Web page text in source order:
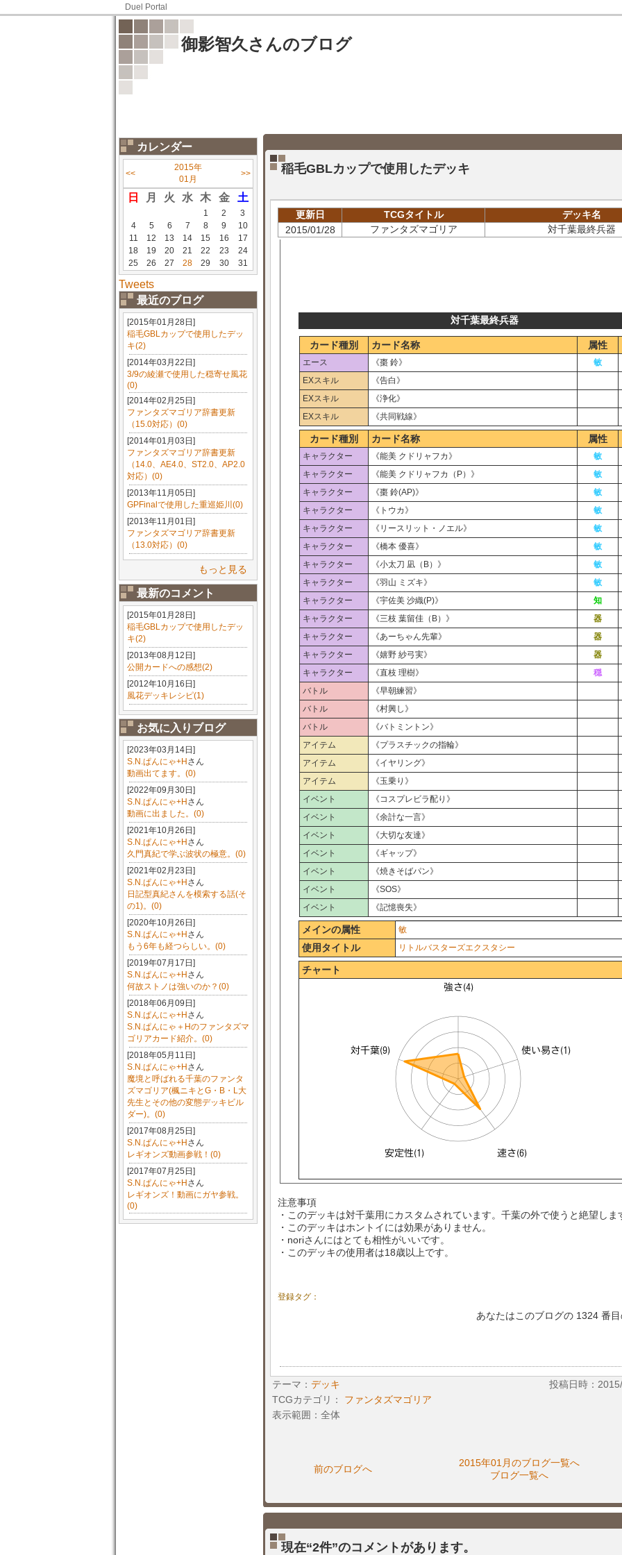
Duel Portal
御影智久さんのブログ
カレンダー
<<
2015年
01月
>>
日 月 火 水 木 金 土
1 2
3
4
5 6 7 8 9
10
11
12 13 14 15 16
17
18
19 20 21 22 23
24
25
26 27 28 29 30 31
Tweets
最近のブログ
[2015年01月28日]
稲毛GBLカップで使用したデッ
キ(2)
[2014年03月22日]
3/9の綾瀬で使用した穏寄せ風花
(0)
[2014年02月25日]
ファンタズマゴリア辞書更新
（15.0対応）(0)
[2014年01月03日]
ファンタズマゴリア辞書更新
（14.0、AE4.0、ST2.0、AP2.0
対応）(0)
[2013年11月05日]
GPFinalで使用した重巡姫川(0)
[2013年11月01日]
ファンタズマゴリア辞書更新
（13.0対応）(0)
もっと見る
最新のコメント
[2015年01月28日]
稲毛GBLカップで使用したデッ
キ(2)
[2013年08月12日]
公開カードへの感想(2)
[2012年10月16日]
風花デッキレシピ(1)
お気に入りブログ
[2023年03月14日]
S.N.ぱんにゃ+H さん
動画出てます。(0)
[2022年09月30日]
S.N.ぱんにゃ+H さん
動画に出ました。(0)
[2021年10月26日]
S.N.ぱんにゃ+H さん
久門真紀で学ぶ波状の極意。(0)
[2021年02月23日]
S.N.ぱんにゃ+H さん
日記型真紀さんを模索する話(そ
の1)。(0)
[2020年10月26日]
S.N.ぱんにゃ+H さん
もう6年も経つらしい。(0)
[2019年07月17日]
S.N.ぱんにゃ+H さん
何故ストノは強いのか？(0)
[2018年06月09日]
S.N.ぱんにゃ+H さん
S.N.ぱんにゃ＋Hのファンタズマ
ゴリアカード紹介。(0)
[2018年05月11日]
S.N.ぱんにゃ+H さん
魔境と呼ばれる千葉のファンタ
ズマゴリア(楓ニキとG・B・L大
先生とその他の変態デッキビル
ダー)。(0)
[2017年08月25日]
S.N.ぱんにゃ+H さん
レギオンズ動画参戦！(0)
[2017年07月25日]
S.N.ぱんにゃ+H さん
レギオンズ！動画にガヤ参戦。
(0)
稲毛GBLカップで使用したデッキ
更新日 TCGタイトル
デッキ名
2015/01/28
ファンタズマゴリア 対千葉最終兵器
対千葉最終兵器
カード種別 カード名称 属性
エース 《棗 鈴》
敏
EXスキル
《告白》
EXスキル
《浄化》
EXスキル
《共同戦線》
カード種別 カード名称 属性
キャラクター 《能美 クドリャフカ》
敏
キャラクター
《能美 クドリャフカ（P）》
敏
キャラクター
《棗 鈴(AP)》
敏
キャラクター
《トウカ》
敏
キャラクター
《リースリット・ノエル》
敏
キャラクター
《橋本 優喜》
敏
キャラクター
《小太刀 凪（B）》
敏
キャラクター
《羽山 ミズキ》
敏
キャラクター
《宇佐美 沙織(P)》
知
キャラクター
《三枝 葉留佳（B）》
器
キャラクター
《あーちゃん先輩》
器
キャラクター
《嬉野 紗弓実》
器
キャラクター
《直枝 理樹》
穏
バトル
《早朝練習》
バトル
《村興し》
バトル
《バトミントン》
アイテム
《プラスチックの指輪》
アイテム
《イヤリング》
アイテム
《玉乗り》
イベント
《コスプレビラ配り》
イベント
《余計な一言》
イベント
《大切な友達》
イベント
《ギャップ》
イベント
《焼きそばパン》
イベント
《SOS》
イベント
《記憶喪失》
メインの属性 敏
使用タイトル リトルバスターズエクスタシー
チャート
注意事項
・このデッキは対千葉用にカスタムされています。千葉の外で使うと絶望しま
・このデッキはホントイには効果がありません。
・noriさんにはとても相性がいいです。
・このデッキの使用者は18歳以上です。
登録タグ：
あなたはこのブログの 1324 番
テーマ： デッキ
投稿日時：
TCGカテゴリ： ファンタズマゴリア
表示範囲：全体
前のブログへ
2015年01月のブログ一覧へ
ブログ一覧へ
現在“2件”のコメントがあります。